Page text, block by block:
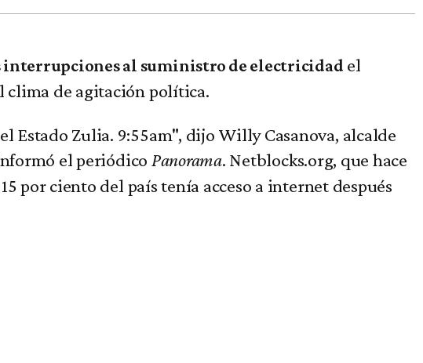
interrupciones al suministro de electricidad el
clima de agitación política.
Estado Zulia. 9:55am", dijo Willy Casanova, alcalde
el periódico Panorama. Netblocks.org, que hace
por ciento del país tenía acceso a internet después